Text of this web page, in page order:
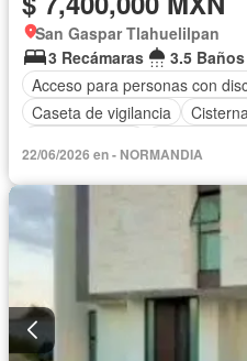
San Gaspar Tlahuelilpan
3 Recámaras
3.5 Baños
Acceso para personas con
Caseta de vigilancia
Cisterna
Electricidad
Estacionamiento
Recámara con closet
22/06/2026 en - NORMANDIA